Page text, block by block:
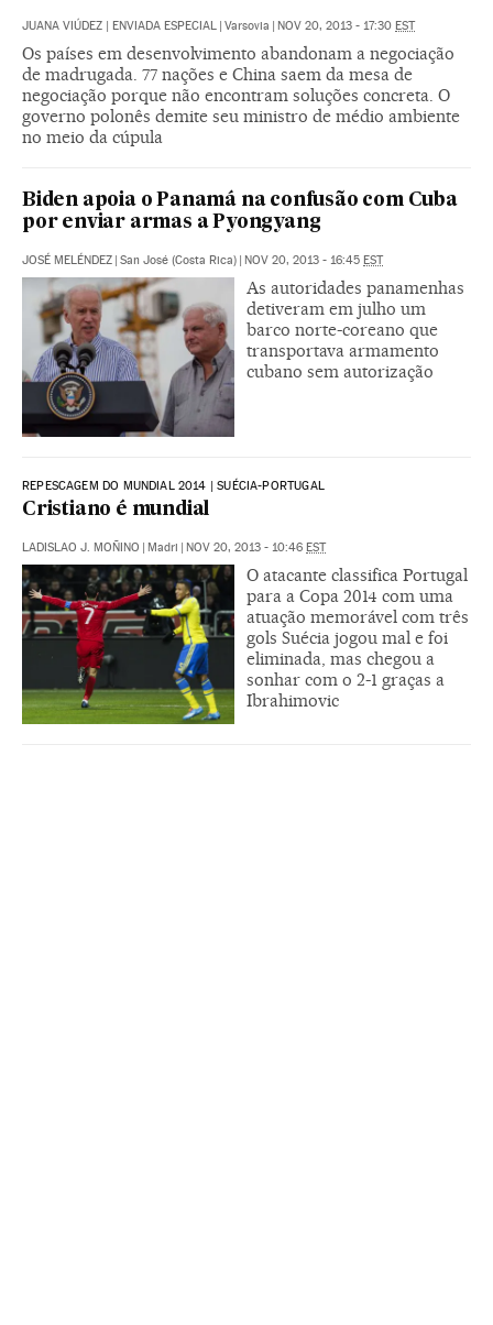
JUANA VIÚDEZ | ENVIADA ESPECIAL | Varsovia | NOV 20, 2013 - 17:30 EST
Os países em desenvolvimento abandonam a negociação
de madrugada. 77 nações e China saem da mesa de
negociação porque não encontram soluções concreta. O
governo polonês demite seu ministro de médio ambiente
no meio da cúpula
Biden apoia o Panamá na confusão com Cuba
por enviar armas a Pyongyang
JOSÉ MELÉNDEZ | San José (Costa Rica) | NOV 20, 2013 - 16:45 EST
As autoridades panamenhas
detiveram em julho um
barco norte-coreano que
transportava armamento
cubano sem autorização
REPESCAGEM DO MUNDIAL 2014 | SUÉCIA-PORTUGAL
Cristiano é mundial
LADISLAO J. MOÑINO | Madri | NOV 20, 2013 - 10:46 EST
O atacante classifica Portugal
para a Copa 2014 com uma
atuação memorável com três
gols Suécia jogou mal e foi
eliminada, mas chegou a
sonhar com o 2-1 graças a
Ibrahimovic